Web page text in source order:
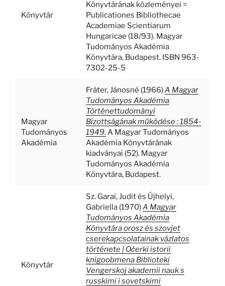
Könyvtár
Könyvtárának közleményei =
Publicationes Bibliothecae
Academiae Scientiarum
Hungaricae (18/93). Magyar
Tudományos Akadémia
Könyvtára, Budapest. ISBN 963-
7302-25-5
Magyar
Tudományos
Akadémia
Fráter, Jánosné (1966)A Magyar
Tudományos Akadémia
Történettudományi
Bizottságának működése : 1854-
1949. A Magyar Tudományos
Akadémia Könyvtárának
kiadványai (52). Magyar
Tudományos Akadémia
Könyvtára, Budapest.
Könyvtár
Sz. Garai, Judités Újhelyi,
Gabriella(1970)A Magyar
Tudományos Akadémia
Könyvtára orosz és szovjet
cserekapcsolatainak vázlatos
története | Očerki istorii
knigoobmena Biblioteki
Vengerskoj akademii nauk s
russkimi i sovetskimi